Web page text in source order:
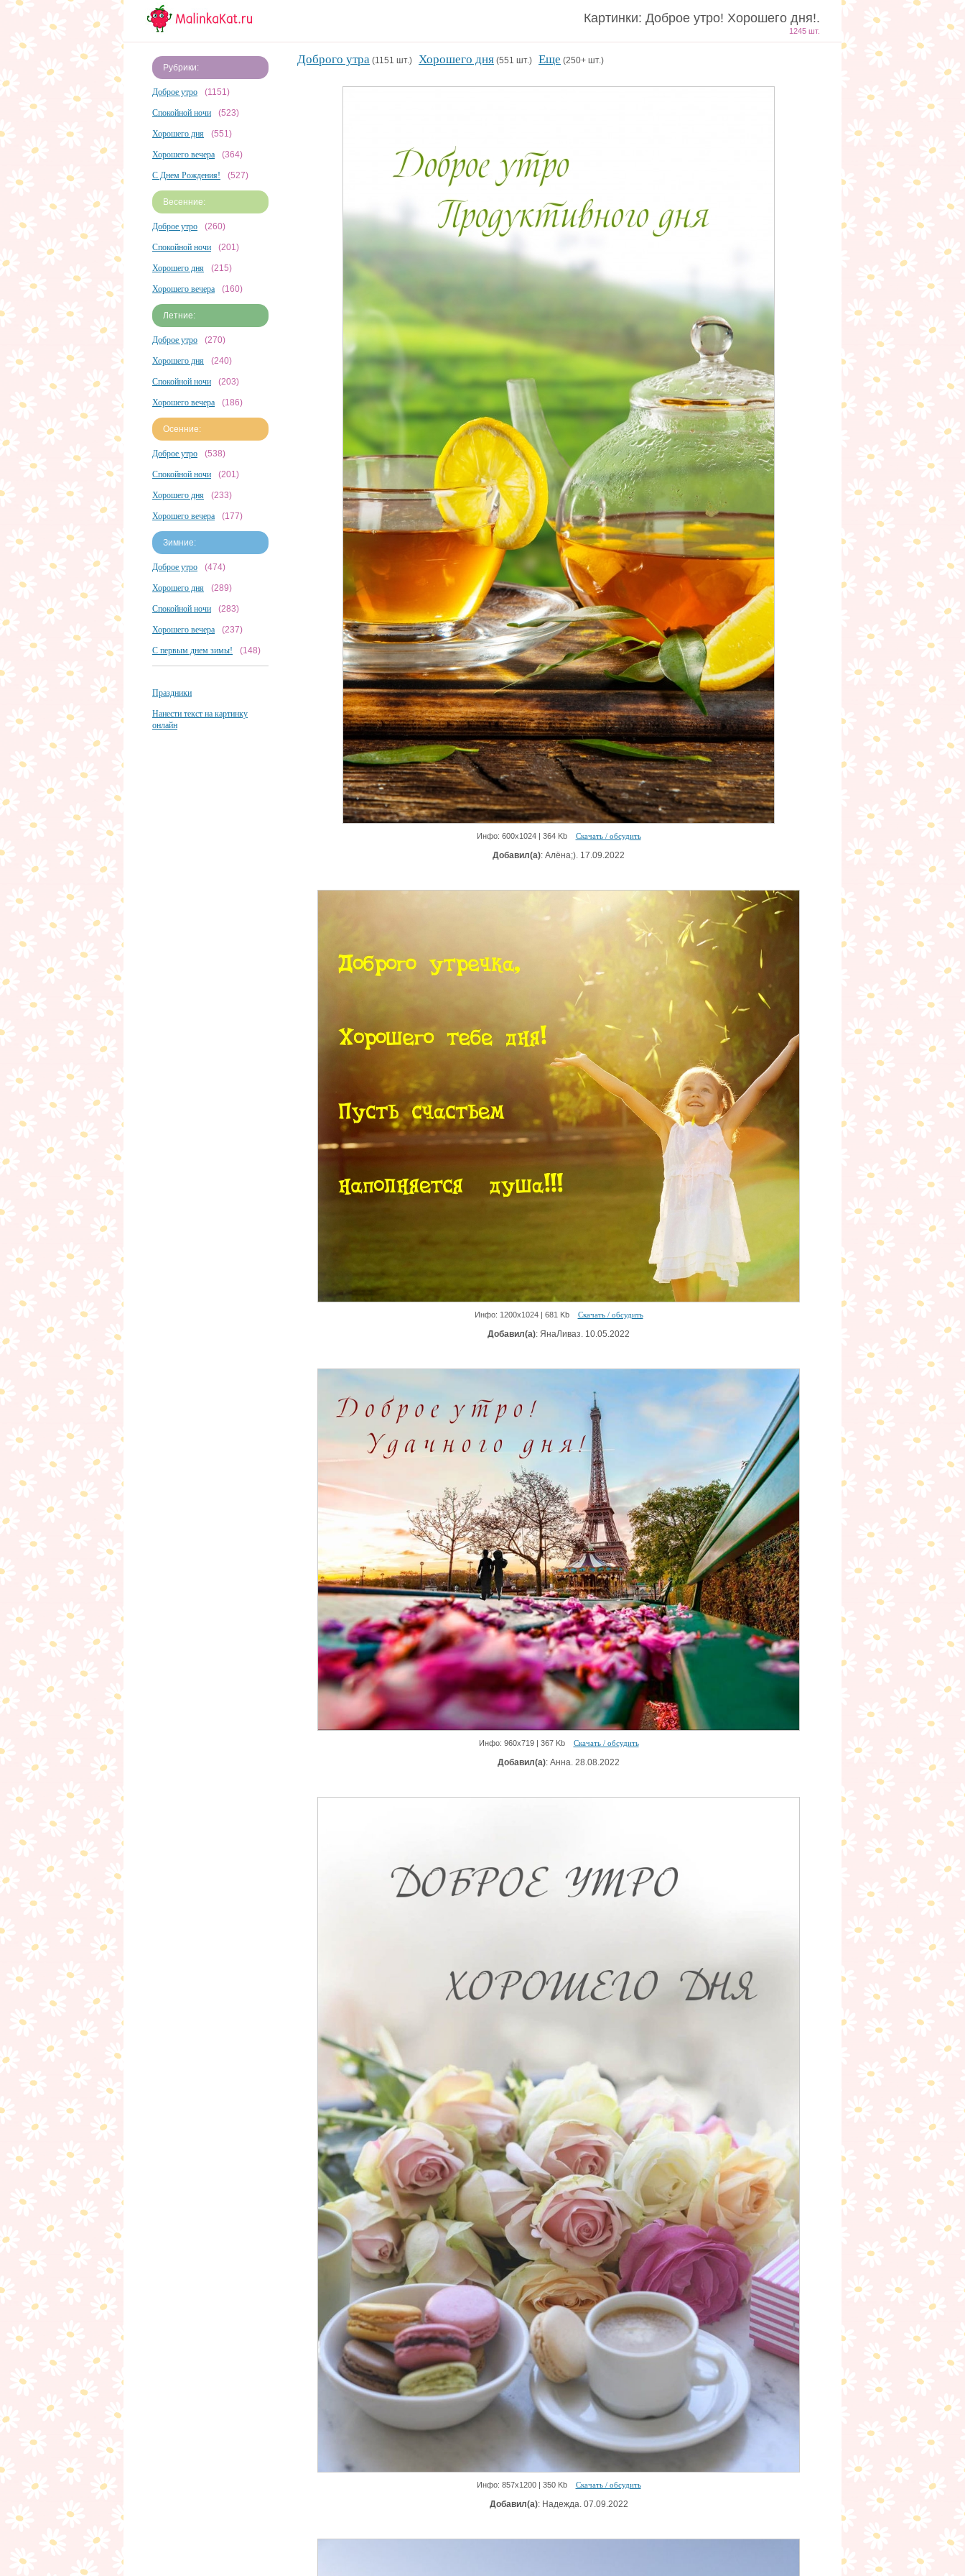
Картинки: Доброе утро! Хорошего дня!.
1245 шт.
Рубрики:
Доброе утро (1151)
Спокойной ночи (523)
Хорошего дня (551)
Хорошего вечера (364)
С Днем Рождения! (527)
Весенние:
Доброе утро (260)
Спокойной ночи (201)
Хорошего дня (215)
Хорошего вечера (160)
Летние:
Доброе утро (270)
Хорошего дня (240)
Спокойной ночи (203)
Хорошего вечера (186)
Осенние:
Доброе утро (538)
Спокойной ночи (201)
Хорошего дня (233)
Хорошего вечера (177)
Зимние:
Доброе утро (474)
Хорошего дня (289)
Спокойной ночи (283)
Хорошего вечера (237)
С первым днем зимы! (148)
Праздники
Нанести текст на картинку
онлайн
Доброго утра (1151 шт.) Хорошего дня (551 шт.) Еще (250+ шт.)
Инфо: 600х1024 | 364 Kb Скачать / обсудить
Добавил(а): Алёна;). 17.09.2022
Инфо: 1200х1024 | 681 Kb Скачать / обсудить
Добавил(а): ЯнаЛиваз. 10.05.2022
Инфо: 960х719 | 367 Kb Скачать / обсудить
Добавил(а): Анна. 28.08.2022
Инфо: 857х1200 | 350 Kb Скачать / обсудить
Добавил(а): Надежда. 07.09.2022